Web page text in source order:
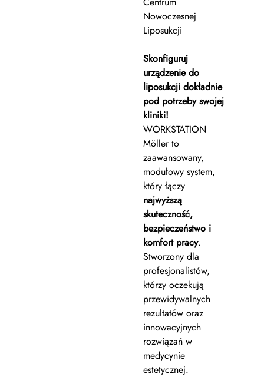
Nowoczesnej
Liposukcji
Skonfiguruj
urządzenie do
liposukcji dokładnie
pod potrzeby swojej
kliniki!
WORKSTATION
Möller to
zaawansowany,
modułowy system,
który łączy
najwyższą
skuteczność,
bezpieczeństwo i
komfort pracy.
Stworzony dla
profesjonalistów,
którzy oczekują
przewidywalnych
rezultatów oraz
innowacyjnych
rozwiązań w
medycynie
estetycznej.